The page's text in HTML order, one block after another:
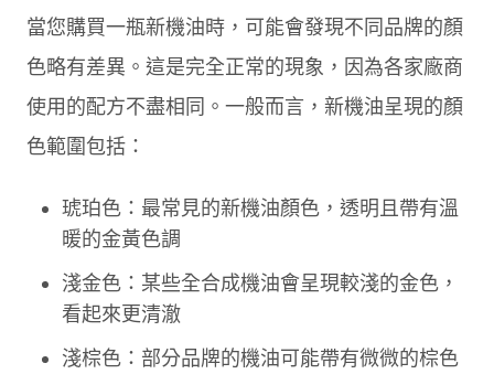
當您購買一瓶新機油時，可能會發現不同品牌的顏
色略有差異。這是完全正常的現象，因為各家廠商
使用的配方不盡相同。一般而言，新機油呈現的顏
色範圍包括：
琥珀色：最常見的新機油顏色，透明且帶有溫
暖的金黃色調
淺金色：某些全合成機油會呈現較淺的金色，
看起來更清澈
淺棕色：部分品牌的機油可能帶有微微的棕色